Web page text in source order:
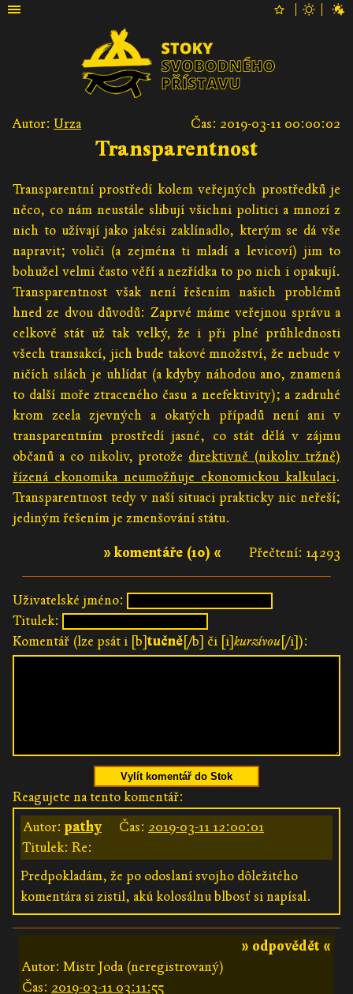
Autor: Urza Čas: 2019-03-11 00:00:02
Transparentnost
Transparentní prostředí kolem veřejných prostředků je
něco, co nám neustále slibují všichni politici a mnozí z
nich to užívají jako jakési zaklínadlo, kterým se dá vše
napravit; voliči (a zejména ti mladí a levicoví) jim to
bohužel velmi často věří a nezřídka to po nich i opakují.
Transparentnost však není řešením našich problémů
hned ze dvou důvodů: Zaprvé máme veřejnou správu a
celkově stát už tak velký, že i při plné průhlednosti
všech transakcí, jich bude takové množství, že nebude v
ničích silách je uhlídat (a kdyby náhodou ano, znamená
to další moře ztraceného času a neefektivity); a zadruhé
krom zcela zjevných a okatých případů není ani v
transparentním prostředí jasné, co stát dělá v zájmu
občanů a co nikoliv, protože direktivně (nikoliv tržně)
řízená ekonomika neumožňuje ekonomickou kalkulaci.
Transparentnost tedy v naší situaci prakticky nic neřeší;
jediným řešením je zmenšování státu.
Přečtení: 14293
» komentáře (10) «
Uživatelské jméno:
Titulek:
Komentář (lze psát i [b]tučně[/b] či [i]kurzívou[/i]):
Vylít komentář do Stok
Reagujete na tento komentář:
Autor: pathy Čas: 2019-03-11 12:00:01
Titulek: Re:
Predpokladám, že po odoslaní svojho dôležitého
komentára si zistil, akú kolosálnu blbosť si napísal.
» odpovědět «
Autor: Mistr Joda (neregistrovaný)
Čas: 2019-03-11 03:11:55